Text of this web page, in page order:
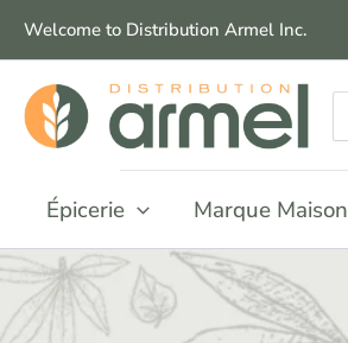
Aller
au
contenu
Welcome to Distribution Armel Inc.
Épicerie Marque Maison